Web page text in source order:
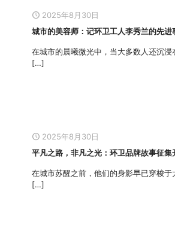
2025年8月30日
城市的美容师：记环卫工人李秀兰的先进
在城市的晨曦微光中，当大多数人还沉浸
[…]
2025年8月30日
平凡之路，非凡之光：环卫品牌故事征集
在城市苏醒之前，他们的身影早已穿梭于
[…]